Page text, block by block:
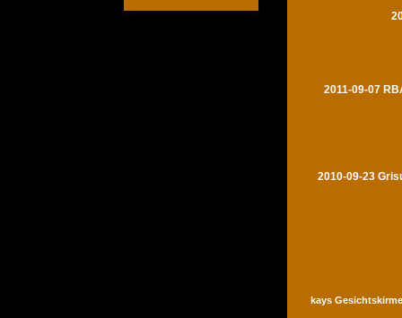
2011-09-07
2010-09-23
kays